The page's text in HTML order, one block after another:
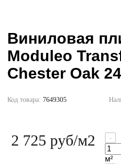
Виниловая
Moduleo
Chester Oak
Код товара: 7649305
2 725 руб/м2 -
м²